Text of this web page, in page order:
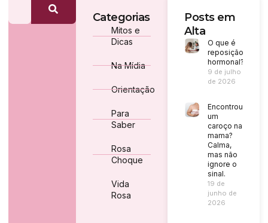
Categorias
Mitos e
Dicas
Na Mídia
Orientação
Para
Saber
Rosa
Choque
Vida
Rosa
Posts em
Alta
O que é
reposição
hormonal?
9 de julho
de 2026
Encontrou
um
caroço na
mama?
Calma,
mas não
ignore o
sinal.
19 de
junho de
2026